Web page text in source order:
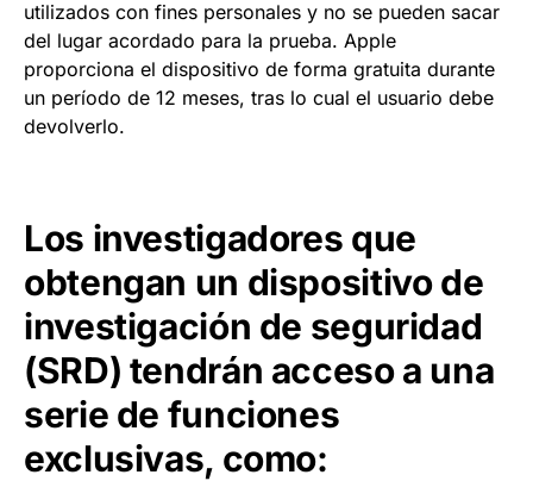
utilizados con fines personales y no se pueden sacar
del lugar acordado para la prueba. Apple
proporciona el dispositivo de forma gratuita durante
un período de 12 meses, tras lo cual el usuario debe
devolverlo.
Los investigadores que
obtengan un dispositivo de
investigación de seguridad
(SRD) tendrán acceso a una
serie de funciones
exclusivas, como: